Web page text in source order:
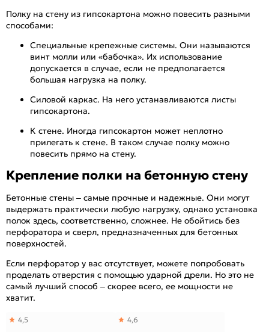
Полку на стену из гипсокартона можно повесить разными
способами:
Специальные крепежные системы. Они называются
винт молли или «бабочка». Их использование
допускается в случае, если не предполагается
большая нагрузка на полку.
Силовой каркас. На него устанавливаются листы
гипсокартона.
К стене. Иногда гипсокартон может неплотно
прилегать к стене. В таком случае полку можно
повесить прямо на стену.
Крепление полки на бетонную стену
Бетонные стены – самые прочные и надежные. Они могут
выдержать практически любую нагрузку, однако установка
полок здесь, соответственно, сложнее. Не обойтись без
перфоратора и сверл, предназначенных для бетонных
поверхностей.
Если перфоратор у вас отсутствует, можете попробовать
проделать отверстия с помощью ударной дрели. Но это не
самый лучший способ – скорее всего, ее мощности не
хватит.
4,5 4,6